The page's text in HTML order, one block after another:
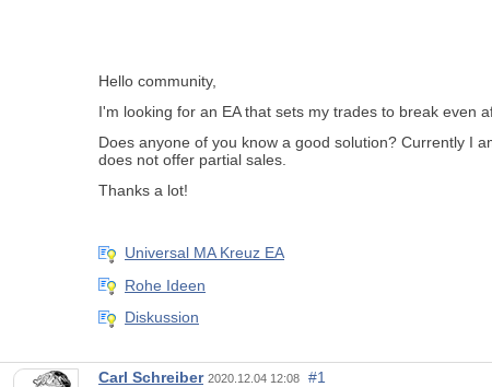
Hello community,
I'm looking for an EA that sets my trades to break even
Does anyone of you know a good solution? Currently I
does not offer partial sales.
Thanks a lot!
Universal MA Kreuz EA
Rohe Ideen
Diskussion
Carl Schreiber 2020.12.04 12:08
#1